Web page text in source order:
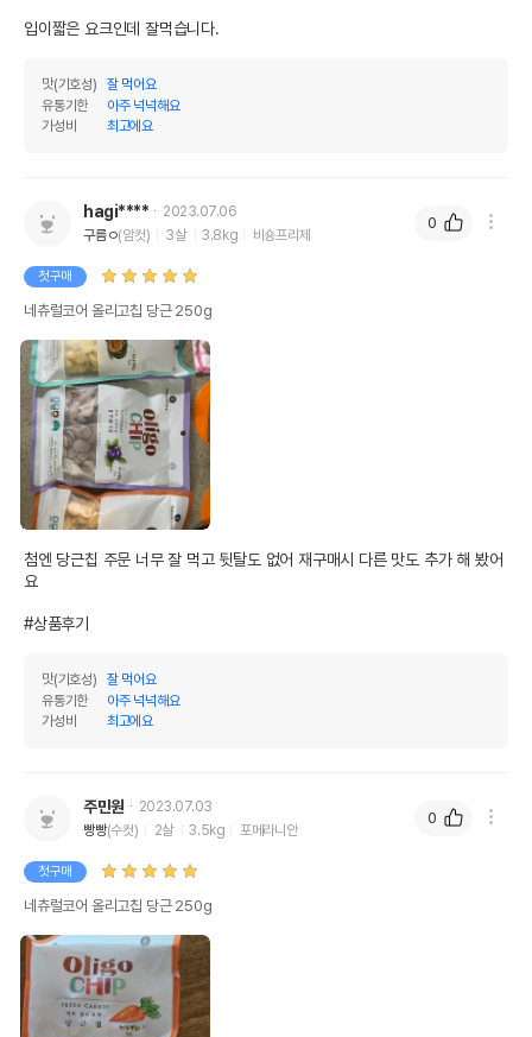
상품 필수 정보
품명 및 모델명
입이짧은 요크인데 잘먹습니다.
맛(기호성)
잘 먹어요
유통기한
아주 넉넉해요
가성비
최고에요
hagi****
2023.07.06
구름ㅇ(암컷) 3살 3.8kg 비숑프리제
첫구매
네츄럴코어 올리고칩 당근 250g
첨엔 당근칩 주문 너무 잘 먹고 뒷탈도 없어 재구매시 다른 맛도 추가 해 봤어
요
#상품후기
맛(기호성)
잘 먹어요
유통기한
아주 넉넉해요
가성비
최고에요
0
주민원
2023.07.03
빵빵(수컷) 2살 3.5kg 포메라니안
첫구매
네츄럴코어 올리고칩 당근 250g
0